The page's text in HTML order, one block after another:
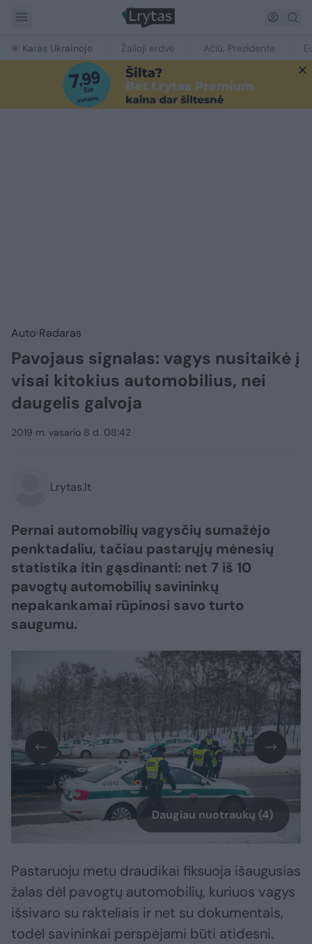
Karas Ukrainoje Žalioji erdvė Ačiū, Prezidente
Auto Radaras
Pavojaus signalas: vagys nusitaikė į
visai kitokius automobilius, nei
daugelis galvoja
2019 m. vasario 8 d. 08:42
Lrytas.lt
Pernai automobilių vagysčių sumažėjo
penktadaliu, tačiau pastarųjų mėnesių
statistika itin gąsdinanti: net 7 iš 10
pavogtų automobilių savininkų
nepakankamai rūpinosi savo turto
saugumu.
Daugiau nuotraukų (4)
Pastaruoju metu draudikai fiksuoja išaugusias
žalas dėl pavogtų automobilių, kuriuos vagys
išsivaro su rakteliais ir net su dokumentais,
todėl savininkai perspėjami būti atidesni.